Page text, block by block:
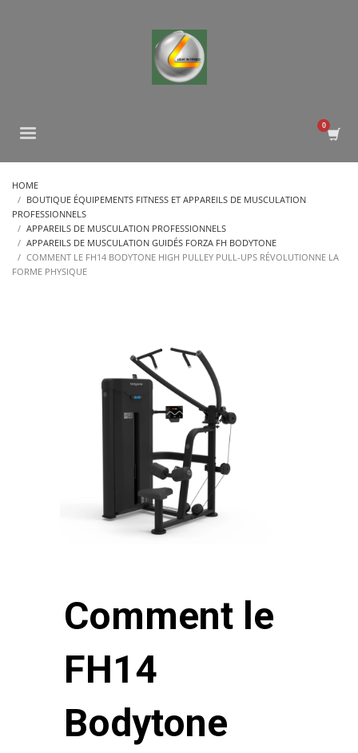
HOME
BOUTIQUE ÉQUIPEMENTS FITNESS ET APPAREILS DE MUSCULATION
PROFESSIONNELS
APPAREILS DE MUSCULATION PROFESSIONNELS
APPAREILS DE MUSCULATION GUIDÉS FORZA FH BODYTONE
COMMENT LE FH14 BODYTONE HIGH PULLEY PULL-UPS RÉVOLUTIONNE LA
FORME PHYSIQUE
Comment le
FH14
Bodytone